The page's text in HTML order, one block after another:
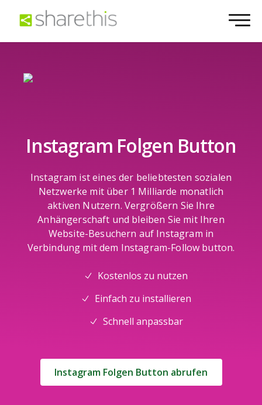
Instagram Folgen Button
Instagram ist eines der beliebtesten sozialen
Netzwerke mit über 1 Milliarde monatlich
aktiven Nutzern. Vergrößern Sie Ihre
Anhängerschaft und bleiben Sie mit Ihren
Website-Besuchern auf Instagram in
Verbindung mit dem Instagram-Follow button.
Kostenlos zu nutzen
Einfach zu installieren
Schnell anpassbar
Instagram Folgen Button abrufen